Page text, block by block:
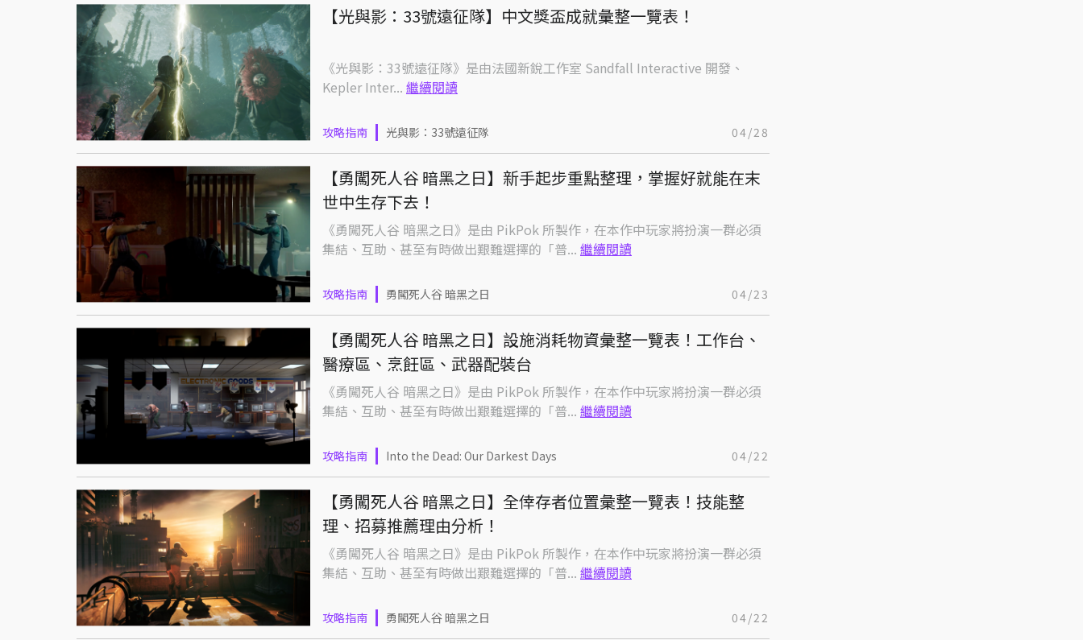
【光與影：33號遠征隊】中文獎盃成就彙整一覽表！
《光與影：33號遠征隊》是由法國新銳工作室 Sandfall Interactive 開發、
Kepler Inter... 繼續閱讀
攻略指南 光與影：33號遠征隊 04/28
【勇闖死人谷 暗黑之日】新手起步重點整理，掌握好就能在末
世中生存下去！
《勇闖死人谷 暗黑之日》是由 PikPok 所製作，在本作中玩家將扮演一群必須
集結、互助、甚至有時做出艱難選擇的「普... 繼續閱讀
攻略指南 勇闖死人谷 暗黑之日 04/23
【勇闖死人谷 暗黑之日】設施消耗物資彙整一覽表！工作台、
醫療區、烹飪區、武器配裝台
《勇闖死人谷 暗黑之日》是由 PikPok 所製作，在本作中玩家將扮演一群必須
集結、互助、甚至有時做出艱難選擇的「普... 繼續閱讀
攻略指南 Into the Dead: Our Darkest Days 04/22
【勇闖死人谷 暗黑之日】全倖存者位置彙整一覽表！技能整
理、招募推薦理由分析！
《勇闖死人谷 暗黑之日》是由 PikPok 所製作，在本作中玩家將扮演一群必須
集結、互助、甚至有時做出艱難選擇的「普... 繼續閱讀
攻略指南 勇闖死人谷 暗黑之日 04/22